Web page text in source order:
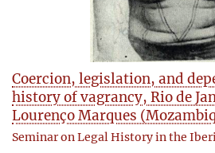
Coercion, legislation, and
history of vagrancy, Rio de
Lourenço Marques
Seminar on Legal History in the